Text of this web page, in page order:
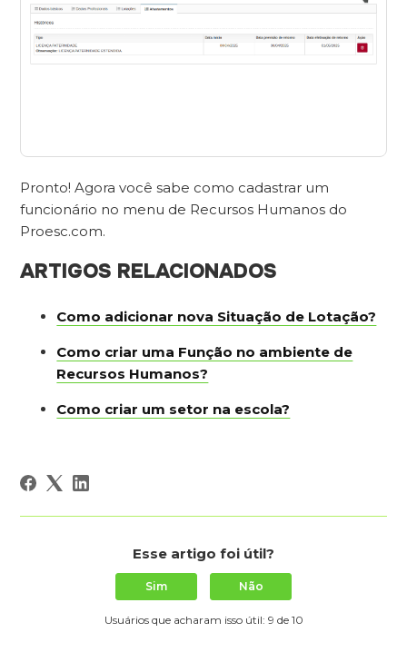
Pronto! Agora você sabe como cadastrar um
funcionário no menu de Recursos Humanos do
Proesc.com.
ARTIGOS RELACIONADOS
Como adicionar nova Situação de Lotação?
Como criar uma Função no ambiente de
Recursos Humanos?
Como criar um setor na escola?
Esse artigo foi útil?
Sim Não
Usuários que acharam isso útil: 9 de 10